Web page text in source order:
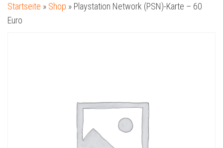
Startseite » Shop » Playstation Network (PSN)-Karte – 60
Euro